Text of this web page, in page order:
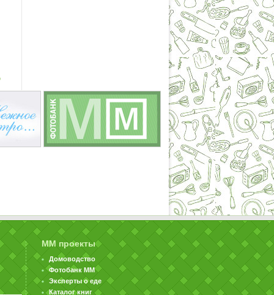
ММ проекты
Домоводство
Фотобанк ММ
Эксперты о еде
Каталог книг